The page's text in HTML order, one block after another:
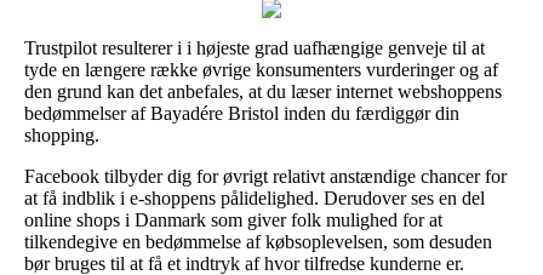
Trustpilot resulterer i i højeste grad uafhængige genveje til at
tyde en længere række øvrige konsumenters vurderinger og af
den grund kan det anbefales, at du læser internet webshoppens
bedømmelser af Bayadére Bristol inden du færdiggør din
shopping.
Facebook tilbyder dig for øvrigt relativt anstændige chancer for
at få indblik i e-shoppens pålidelighed. Derudover ses en del
online shops i Danmark som giver folk mulighed for at
tilkendegive en bedømmelse af købsoplevelsen, som desuden
bør bruges til at få et indtryk af hvor tilfredse kunderne er.